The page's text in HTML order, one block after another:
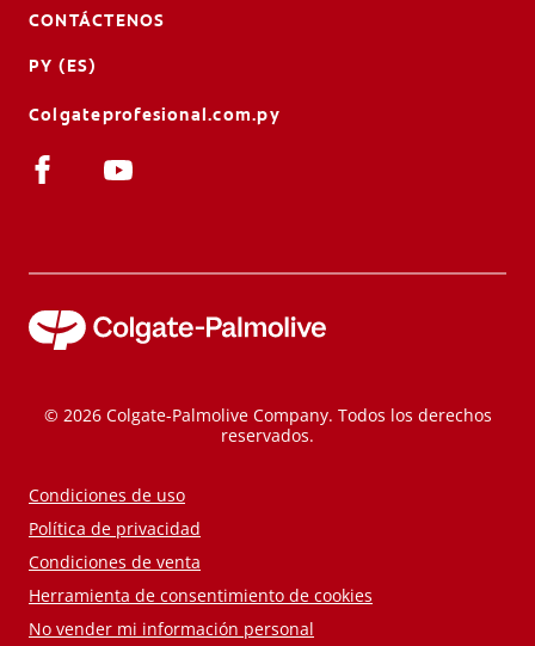
CONTÁCTENOS
PY (ES)
Colgateprofesional.com.py
© 2026 Colgate-Palmolive Company. Todos los derechos
reservados.
Condiciones de uso
Política de privacidad
Condiciones de venta
Herramienta de consentimiento de cookies
No vender mi información personal